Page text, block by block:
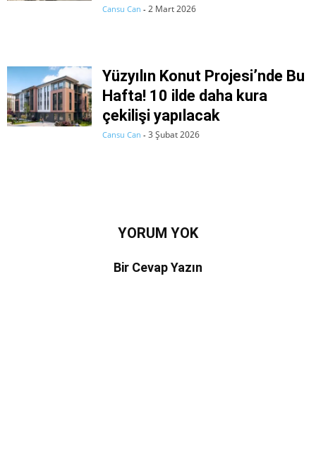
Cansu Can - 2 Mart 2026
Yüzyılın Konut Projesi’nde Bu
Hafta! 10 ilde daha kura
çekilişi yapılacak
Cansu Can - 3 Şubat 2026
YORUM YOK
Bir Cevap Yazın